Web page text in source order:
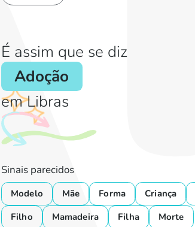
É assim que se diz
Adoção
em Libras
Sinais parecidos
Modelo Mãe Forma Criança
Filho
Mamadeira Filha Morte